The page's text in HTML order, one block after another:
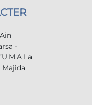
-
La
Majida